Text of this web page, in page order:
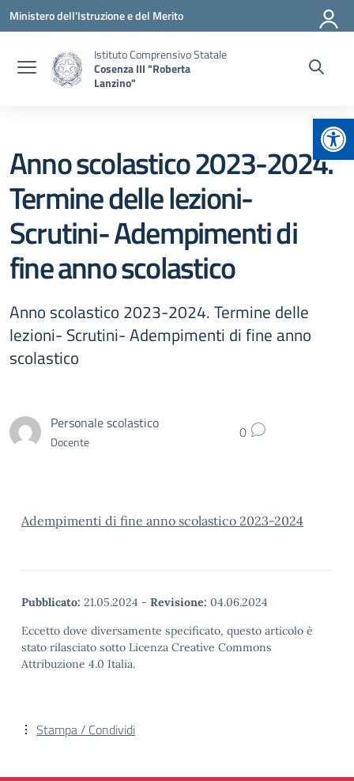
Vai ai contenuti
Vai al menu di navigazione
Vai al footer
Ministero dell'Istruzione e del Merito
Istituto Comprensivo Statale
Cosenza III "Roberta
Lanzino"
Anno scolastico 2023-2024.
Termine delle lezioni-
Scrutini- Adempimenti di
fine anno scolastico
Anno scolastico 2023-2024. Termine delle
lezioni- Scrutini- Adempimenti di fine anno
scolastico
Personale scolastico
Docente 0
Adempimenti di fine anno scolastico 2023-2024
Pubblicato: 21.05.2024 - Revisione: 04.06.2024
Eccetto dove diversamente specificato, questo articolo è
stato rilasciato sotto Licenza Creative Commons
Attribuzione 4.0 Italia.
Stampa / Condividi